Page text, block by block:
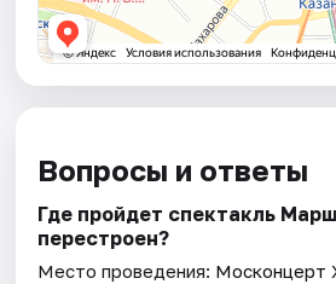
Вопросы и ответы
Где пройдет спектакль
перестроен?
Место проведения: Москонцерт